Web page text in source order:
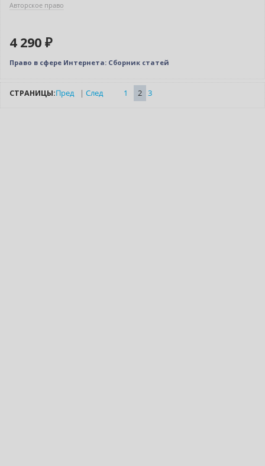
Авторское право
4 290 ₽
Право в сфере Интернета: Сборник статей
СТРАНИЦЫ:Пред | След 1 2 3